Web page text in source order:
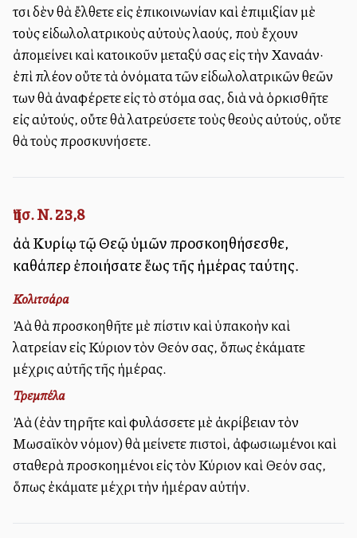
Ἔτσι δὲν θὰ ἔλθετε εἰς ἐπικοινωνίαν καὶ ἐπιμιξίαν μὲ
τοὺς εἰδωλολατρικοὺς αὐτοὺς λαούς, ποὺ ἔχουν
ἀπομείνει καὶ κατοικοῦν μεταξύ σας εἰς τὴν Χαναάν·
ἐπὶ πλέον οὔτε τὰ ὀνόματα τῶν εἰδωλολατρικῶν θεῶν
των θὰ ἀναφέρετε εἰς τὸ στόμα σας, διὰ νὰ ὁρκισθῆτε
εἰς αὐτούς, οὔτε θὰ λατρεύσετε τοὺς θεοὺς αὐτούς, οὔτε
θὰ τοὺς προσκυνήσετε.
Ἰησ. Ν. 23,8
ἀλλὰ Κυρίῳ τῷ Θεῷ ὑμῶν προσκολληθήσεσθε,
καθάπερ ἐποιήσατε ἕως τῆς ἡμέρας ταύτης.
Κολιτσάρα
Ἀλλὰ θὰ προσκολληθῆτε μὲ πίστιν καὶ ὑπακοὴν καὶ
λατρείαν εἰς Κύριον τὸν Θεόν σας, ὅπως ἐκάματε
μέχρις αὐτῆς τῆς ἡμέρας.
Τρεμπέλα
Ἀλλὰ (ἐὰν τηρῆτε καὶ φυλάσσετε μὲ ἀκρίβειαν τὸν
Μωσαϊκὸν νόμον) θὰ μείνετε πιστοὶ, ἀφωσιωμένοι καὶ
σταθερὰ προσκολλημένοι εἰς τὸν Κύριον καὶ Θεόν σας,
ὅπως ἐκάματε μέχρι τὴν ἡμέραν αὐτήν.